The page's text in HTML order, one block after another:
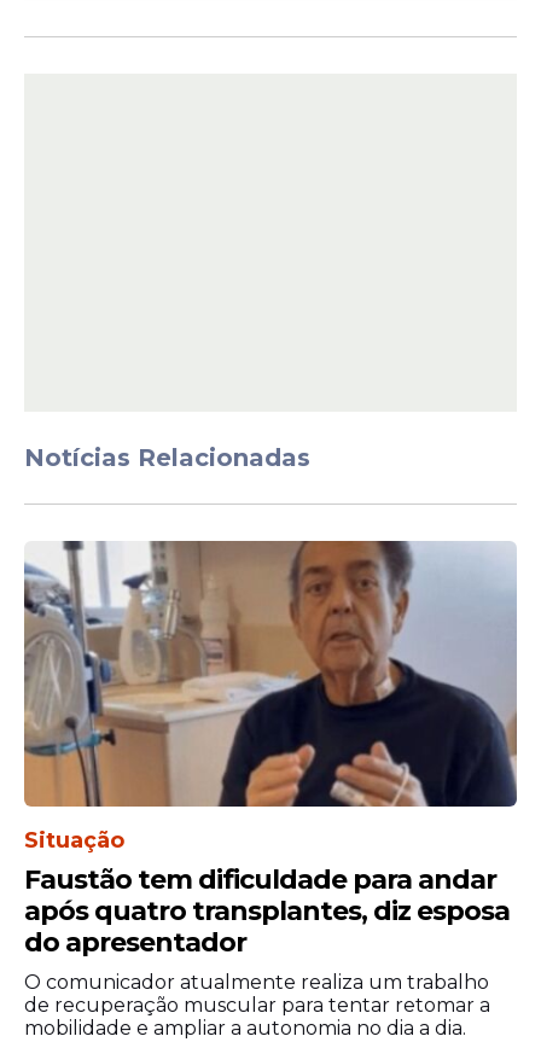
O inquérito original conta com mais de
por oito mulheres. Em agosto de 2023, três
integrantes desse grupo foram os únicos
que chegaram a transformar as acusações
em ação penal na Justiça.
Origem das Denúncias
Antes de chegar aos tribunais, aRede
Globoconduziu uma investigação interna
sobre os relatos de assédio. À Justiça, a
emissora afirmou que não identificou
provas suficientes para confirmar o
assédio.
Notícias Relacionadas
Situação
Faustão tem dificuldade para andar
após quatro transplantes, diz esposa
do apresentador
O comunicador atualmente realiza um trabalho
de recuperação muscular para tentar retomar a
mobilidade e ampliar a autonomia no dia a dia.